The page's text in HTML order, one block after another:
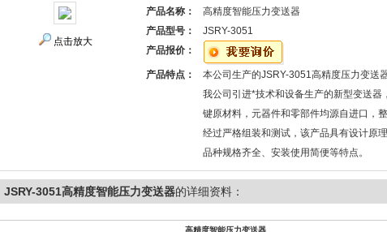
点击放大
产品名称：
高精度智能压力变送器
产品型号：
JSRY-3051
产品报价：
产品特点：
本公司生产的JSRY-3051高精度压力变送
我公司引进*技术和设备生产的新型变送器
键原材料，元器件和零部件均源自进口，
经过严格组装和测试，该产品具有设计原理
品种规格齐全、安装使用简便等特点。
JSRY-3051高精度智能压力变送器的详细资料：
高精度智能压力变送器